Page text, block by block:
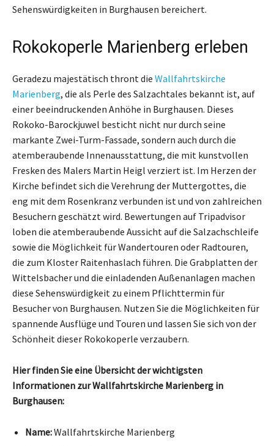
Sehenswürdigkeiten in Burghausen bereichert.
Rokokoperle Marienberg erleben
Geradezu majestätisch thront die Wallfahrtskirche
Marienberg, die als Perle des Salzachtales bekannt ist, auf
einer beeindruckenden Anhöhe in Burghausen. Dieses
Rokoko-Barockjuwel besticht nicht nur durch seine
markante Zwei-Turm-Fassade, sondern auch durch die
atemberaubende Innenausstattung, die mit kunstvollen
Fresken des Malers Martin Heigl verziert ist. Im Herzen der
Kirche befindet sich die Verehrung der Muttergottes, die
eng mit dem Rosenkranz verbunden ist und von zahlreichen
Besuchern geschätzt wird. Bewertungen auf Tripadvisor
loben die atemberaubende Aussicht auf die Salzachschleife
sowie die Möglichkeit für Wandertouren oder Radtouren,
die zum Kloster Raitenhaslach führen. Die Grabplatten der
Wittelsbacher und die einladenden Außenanlagen machen
diese Sehenswürdigkeit zu einem Pflichttermin für
Besucher von Burghausen. Nutzen Sie die Möglichkeiten für
spannende Ausflüge und Touren und lassen Sie sich von der
Schönheit dieser Rokokoperle verzaubern.
Hier finden Sie eine Übersicht der wichtigsten
Informationen zur Wallfahrtskirche Marienberg in
Burghausen:
Name:Wallfahrtskirche Marienberg